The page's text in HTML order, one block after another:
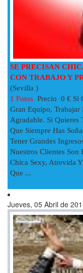
SE PRECISAN
CON TRABAJO Y
(Sevilla )
1 Fotos Precio 0 € Si
Gran Equipo,
Agradable. Si Quieres
Que Siempre Has
Tener Grandes
Nuestros Clientes Son
Chica Sexy, Atrevida
Que ...
Jueves, 05 Abril de